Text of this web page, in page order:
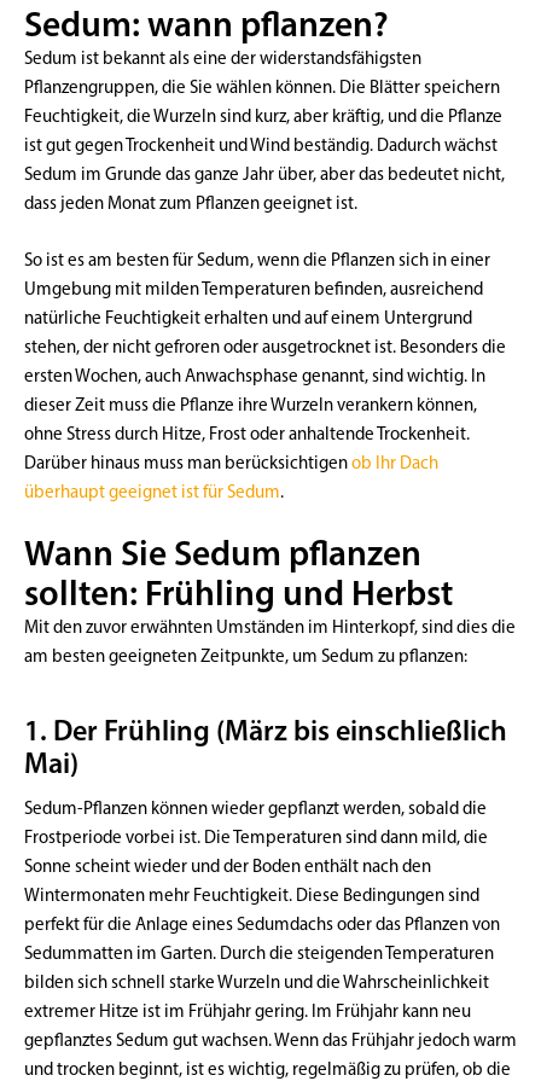
Sedum: wann pflanzen?
Sedum ist bekannt als eine der widerstandsfähigsten
Pflanzengruppen, die Sie wählen können. Die Blätter speichern
Feuchtigkeit, die Wurzeln sind kurz, aber kräftig, und die Pflanze
ist gut gegen Trockenheit und Wind beständig. Dadurch wächst
Sedum im Grunde das ganze Jahr über, aber das bedeutet nicht,
dass jeden Monat zum Pflanzen geeignet ist.
So ist es am besten für Sedum, wenn die Pflanzen sich in einer
Umgebung mit milden Temperaturen befinden, ausreichend
natürliche Feuchtigkeit erhalten und auf einem Untergrund
stehen, der nicht gefroren oder ausgetrocknet ist. Besonders die
ersten Wochen, auch Anwachsphase genannt, sind wichtig. In
dieser Zeit muss die Pflanze ihre Wurzeln verankern können,
ohne Stress durch Hitze, Frost oder anhaltende Trockenheit.
Darüber hinaus muss man berücksichtigenob Ihr Dach
überhaupt geeignet ist für Sedum.
Wann Sie Sedum pflanzen
sollten: Frühling und Herbst
Mit den zuvor erwähnten Umständen im Hinterkopf, sind dies die
am besten geeigneten Zeitpunkte, um Sedum zu pflanzen:
1. Der Frühling (März bis einschließlich
Mai)
Sedum-Pflanzen können wieder gepflanzt werden, sobald die
Frostperiode vorbei ist. Die Temperaturen sind dann mild, die
Sonne scheint wieder und der Boden enthält nach den
Wintermonaten mehr Feuchtigkeit. Diese Bedingungen sind
perfekt für die Anlage eines Sedumdachs oder das Pflanzen von
Sedummatten im Garten. Durch die steigenden Temperaturen
bilden sich schnell starke Wurzeln und die Wahrscheinlichkeit
extremer Hitze ist im Frühjahr gering. Im Frühjahr kann neu
gepflanztes Sedum gut wachsen. Wenn das Frühjahr jedoch warm
und trocken beginnt, ist es wichtig, regelmäßig zu prüfen, ob die